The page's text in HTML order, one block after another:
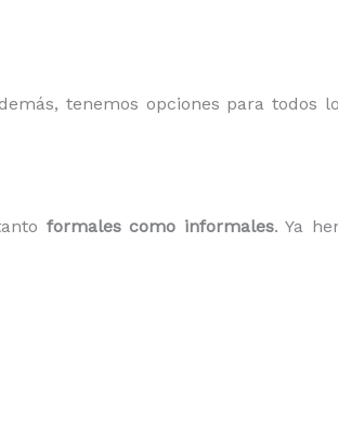
tenemos opciones para todos
formales como informales. Ya